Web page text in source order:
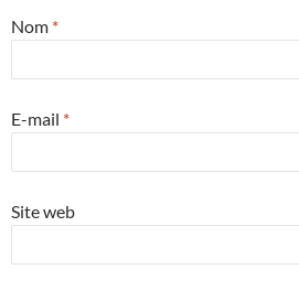
Nom *
E-mail *
Site web